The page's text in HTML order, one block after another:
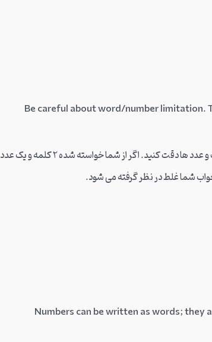
4. در سوالاتی که نیاز به پر کردن با کلمات دارند به محدودیت تعداد کلمات و عدد ها دقت کنید. اگر از شما خواسته شده 2 کلمه و یک عدد
شما غلط در نظر گرفته می شود.